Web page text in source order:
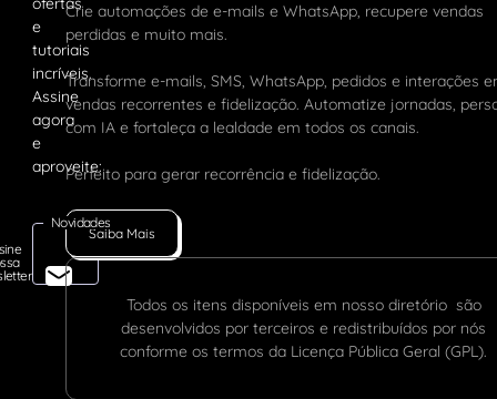
Novidades
Crie automações de e-mails e WhatsApp, recupere vendas
perdidas e muito mais.
Transforme e-mails, SMS, WhatsApp, pedidos e interações
vendas recorrentes e fidelização. Automatize jornadas,
com IA e fortaleça a lealdade em todos os canais.
Perfeito para gerar recorrência e fidelização.
Saiba Mais
Todos os itens disponíveis em nosso diretório são
desenvolvidos por terceiros e redistribuídos por nós
conforme os termos da Licença Pública Geral (GPL).